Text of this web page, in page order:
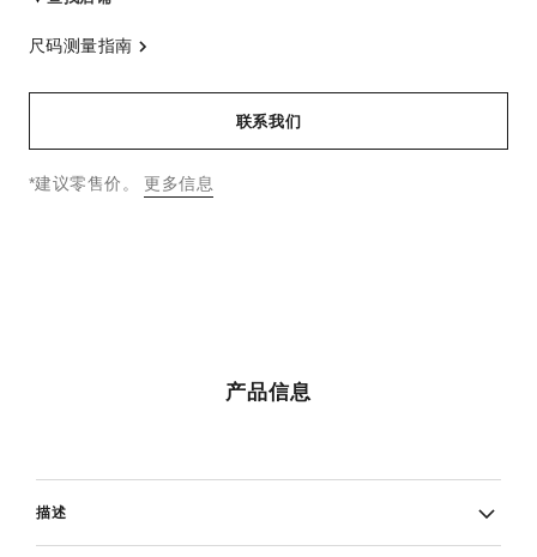
尺码测量指南
联系我们
↩
*建议零售价。 更多信息
产品信息
描述